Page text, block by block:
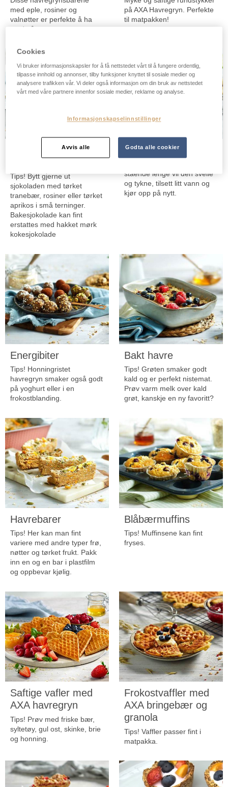
med eple, rosiner og
valnøtter er perfekte å ha
med på tur.
på AXA Havregryn. Perfekte
til matpakken!
Havrecookies med
Tips! Bytt gjerne ut
sjokoladen med tørket
tranebær, rosiner eller tørket
aprikos i små terninger.
Bakesjokolade kan fint
erstattes med hakket mørk
kokesjokolade
Havrelefser
stående lenge vil den svelle
og tykne, tilsett litt vann og
kjør opp på nytt.
Energibiter
Tips! Honningristet
havregryn smaker også godt
på yoghurt eller i en
frokostblanding.
Bakt havre
Tips! Grøten smaker godt
kald og er perfekt nistemat.
Prøv varm melk over kald
grøt, kanskje en ny favoritt?
Havrebarer
Tips! Her kan man fint
variere med andre typer frø,
nøtter og tørket frukt. Pakk
inn en og en bar i plastfilm
og oppbevar kjølig.
Blåbærmuffins
Tips! Muffinsene kan fint
fryses.
Saftige vafler med
AXA havregryn
Tips! Prøv med friske bær,
syltetøy, gul ost, skinke, brie
og honning.
Frokostvaffler med
AXA bringebær og
granola
Tips! Vaffler passer fint i
matpakka.
Cookies
Vi bruker informasjonskapsler for å få nettstedet vårt til å fungere ordentlig,
tilpasse innhold og annonser, tilby funksjoner knyttet til sosiale medier og
analysere trafikken vår. Vi deler også informasjon om din bruk av nettstedet
vårt med våre partnere innenfor sosiale medier, reklame og analyse.
Informasjonskapselinnstillinger
Avvis alle Godta alle cookier